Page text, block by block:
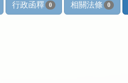
行政函釋 0 相關法條 0